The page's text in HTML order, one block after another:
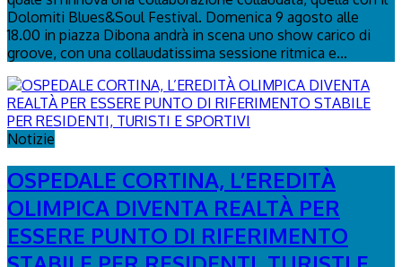
Dolomiti Blues&Soul Festival. Domenica 9 agosto alle
18.00 in piazza Dibona andrà in scena uno show carico di
groove, con una collaudatissima sessione ritmica e...
Notizie
OSPEDALE CORTINA, L’EREDITÀ
OLIMPICA DIVENTA REALTÀ PER
ESSERE PUNTO DI RIFERIMENTO